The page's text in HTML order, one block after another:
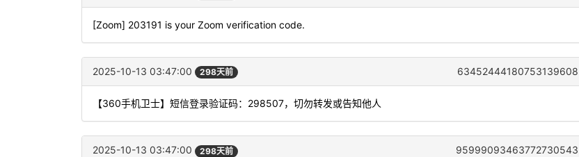
[Zoom] 203191 is your Zoom verification code.
2025-10-13 03:47:00 298天前 63452444180753139608
【360手机卫士】短信登录验证码：298507，切勿转发或告知他人
2025-10-13 03:47:00 298天前 95999093463772730543